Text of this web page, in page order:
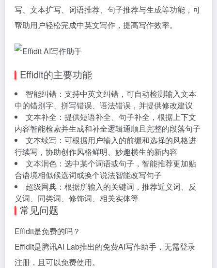
写、文本扩写、词语推荐、句子推荐与生成等功能，可
帮助用户轻松完成中英文写作，提高写作效率。
Effidit的主要功能
智能纠错：支持中英文纠错，可自动检测输入文本
中的错别字、拼写错误、语法错误，并提供修改建议
文本补全：提供短语补全、句子补全，根据上下文
内容智能检索并生成和补全逻辑通顺且完整的段落句子
文本续写：可根据用户输入的前缀和选择的风格进
行续写，协助创作风格鲜明、妙趣横生的新内容
文本润色：选中某个词语或句子，智能推荐更加贴
合语境相似候选词或换个说法智能改写句子
超级网典：根据所输入的关键词，推荐近义词、反
义词、同类词、修饰词、相关实体等
常见问题
Effidit是免费的吗？
Effidit是腾讯AI Lab推出的免费AI写作助手，无需登录
注册，且可以免费使用。